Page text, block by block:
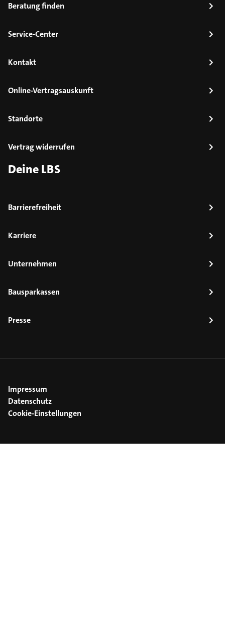
Beratung finden
Service-Center
Kontakt
Online-Vertragsauskunft
Standorte
Vertrag widerrufen
Deine LBS
Barrierefreiheit
Karriere
Unternehmen
Bausparkassen
Presse
Impressum
Datenschutz
Cookie-Einstellungen